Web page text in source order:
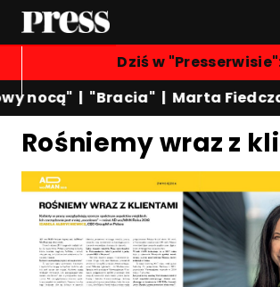
Dziś w
nocą" |"Bracia"| Marta
Rośniemy wraz z